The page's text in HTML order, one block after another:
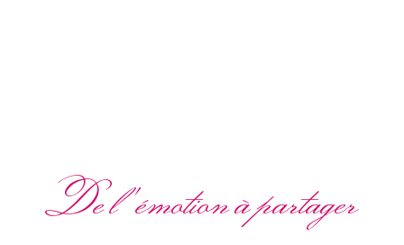
De l'émotion à partager